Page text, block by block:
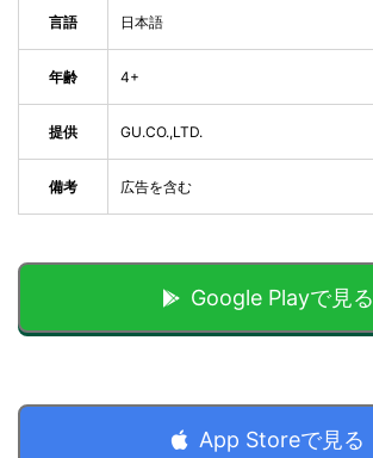
言語 日本語
年齢 4+
提供 GU.CO.,LTD.
備考 広告を含む
Google Playで見る
App Storeで見る